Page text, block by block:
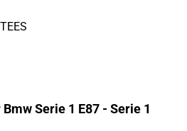
Serie 1 E87 - Serie 1